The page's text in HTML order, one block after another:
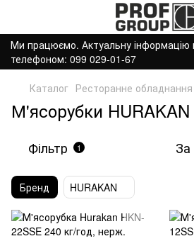
Ми працюємо. Актуальну інформацію
телефоном: 099 029-01-67
Каталог Ресторанне обладнання
М'ясорубки HURAKAN
Фільтр 1 За
Бренд HURAKAN